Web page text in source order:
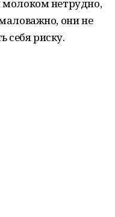
молоком нетрудно,
они не
себя риску.